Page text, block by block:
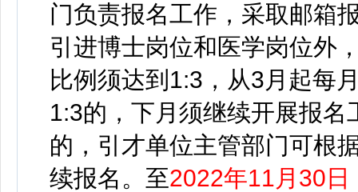
门负责报名工作，采取邮箱
引进博士岗位和医学岗位外
比例须达到1:3，从3月起每
1:3的，下月须继续开展报
的，引才单位主管部门可根
续报名。至2022年11月30日